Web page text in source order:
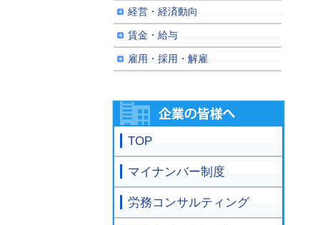
経営・経済動向
賃金・給与
雇用・採用・解雇
TOP
マイナンバー制度
労務コンサルティング